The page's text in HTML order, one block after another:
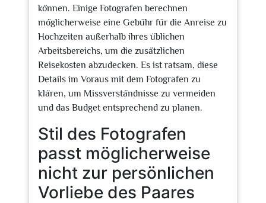
können. Einige Fotografen berechnen
möglicherweise eine Gebühr für die Anreise zu
Hochzeiten außerhalb ihres üblichen
Arbeitsbereichs, um die zusätzlichen
Reisekosten abzudecken. Es ist ratsam, diese
Details im Voraus mit dem Fotografen zu
klären, um Missverständnisse zu vermeiden
und das Budget entsprechend zu planen.
Stil des Fotografen
passt möglicherweise
nicht zur persönlichen
Vorliebe des Paares